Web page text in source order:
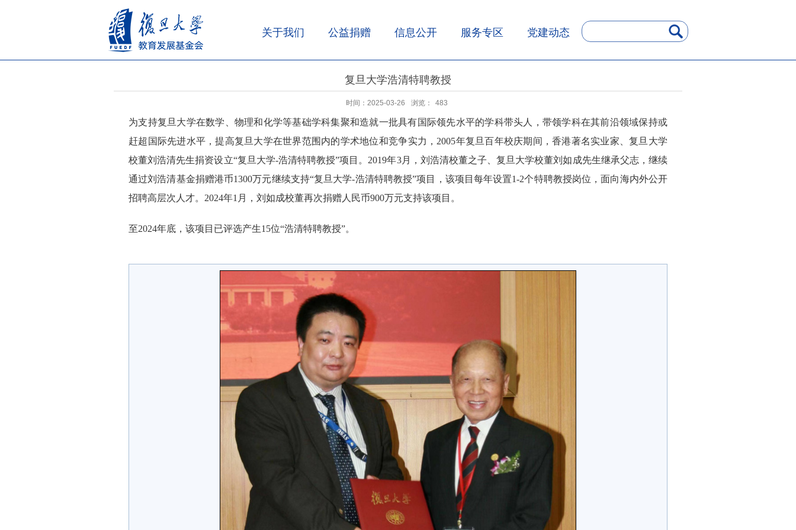
关于我们 公益捐赠 信息公开 服务专区 党建动态
复旦大学浩清特聘教授
时间：2025-03-26 浏览： 483
为支持复旦大学在数学、物理和化学等基础学科集聚和造就一批具有国际领先水平的学科带头人，带领学科在其前沿领域保持或
赶超国际先进水平，提高复旦大学在世界范围内的学术地位和竞争实力，2005年复旦百年校庆期间，香港著名实业家、复旦大学
校董刘浩清先生捐资设立“复旦大学-浩清特聘教授”项目。2019年3月，刘浩清校董之子、复旦大学校董刘如成先生继承父志，继续
通过刘浩清基金捐赠港币1300万元继续支持“复旦大学-浩清特聘教授”项目，该项目每年设置1-2个特聘教授岗位，面向海内外公开
招聘高层次人才。2024年1月，刘如成校董再次捐赠人民币900万元支持该项目。
至2024年底，该项目已评选产生15位“浩清特聘教授”。